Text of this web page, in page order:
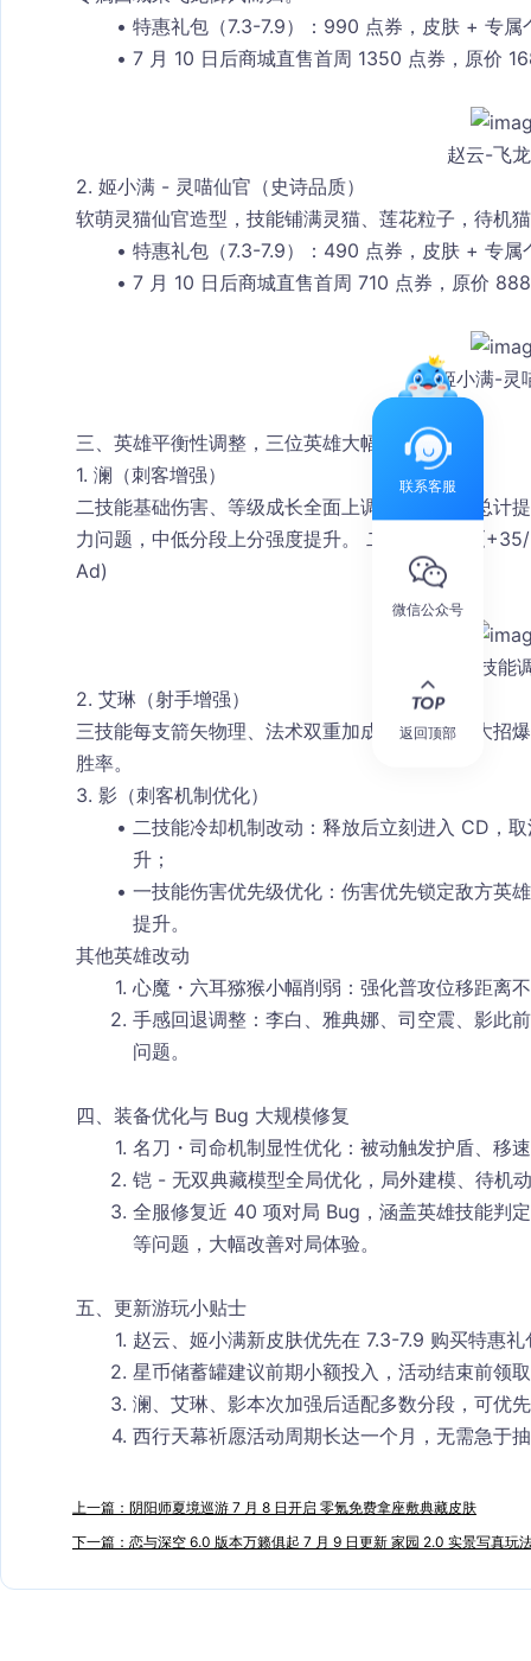
特惠礼包（7.3-7.9）：990 点券，皮肤 + 专属
7 月 10 日后商城直售首周 1350 点券，原价
赵云-飞
2. 姬小满 - 灵喵仙官（史诗品质）
软萌灵猫仙官造型，技能铺满灵猫、莲花粒子，待机
特惠礼包（7.3-7.9）：490 点券，皮肤 + 专属
7 月 10 日后商城直售首周 710 点券，原价
姬小满-灵
三、英雄平衡性调整，三位英雄大幅增强
1. 澜（刺客增强）
二技能基础伤害、等级成长全面上调，两段攻击总计
力问题，中低分段上分强度提升。 二技能：175
Ad)
澜技能
2. 艾琳（射手增强）
三技能每支箭矢物理、法术双重加成小幅提升，大招
胜率。
3. 影（刺客机制优化）
二技能冷却机制改动：释放后立刻进入 CD，
升；
一技能伤害优先级优化：伤害优先锁定敌方英
提升。
其他英雄改动
心魔・六耳猕猴小幅削弱：强化普攻位移距离
手感回退调整：李白、雅典娜、司空震、影此
问题。
四、装备优化与 Bug 大规模修复
名刀・司命机制显性优化：被动触发护盾、移
铠 - 无双典藏模型全局优化，局外建模、待机
全服修复近 40 项对局 Bug，涵盖英雄技能判
等问题，大幅改善对局体验。
五、更新游玩小贴士
赵云、姬小满新皮肤优先在 7.3-7.9 购买特惠
星币储蓄罐建议前期小额投入，活动结束前领
澜、艾琳、影本次加强后适配多数分段，可优
西行天幕祈愿活动周期长达一个月，无需急于
上一篇：阴阳师夏境巡游 7 月 8 日开启 零氪免费拿座敷典藏皮肤
下一篇：恋与深空 6.0 版本万籁俱起 7 月 9 日更新 家园 2.0 实景写真玩
联系客服
微信公众号
返回顶部